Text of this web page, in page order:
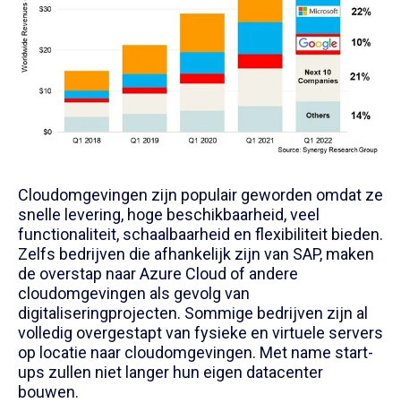
Cloudomgevingen zijn populair geworden omdat ze
snelle levering, hoge beschikbaarheid, veel
functionaliteit, schaalbaarheid en flexibiliteit bieden.
Zelfs bedrijven die afhankelijk zijn van SAP, maken
de overstap naar Azure Cloud of andere
cloudomgevingen als gevolg van
digitaliseringprojecten. Sommige bedrijven zijn al
volledig overgestapt van fysieke en virtuele servers
op locatie naar cloudomgevingen. Met name start-
ups zullen niet langer hun eigen datacenter
bouwen.